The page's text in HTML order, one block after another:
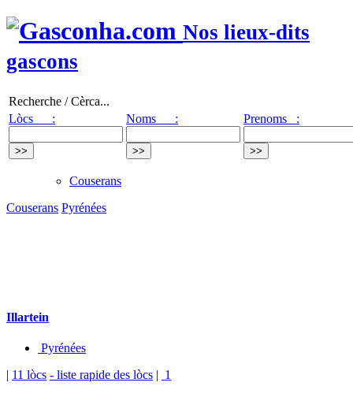
Nos lieux-dits
gascons
Recherche / Cèrca...
Lòcs :
Noms : Prenoms :
Couserans
Couserans Pyrénées
Illartein
Pyrénées
| 11 lòcs - liste rapide des lòcs | 1